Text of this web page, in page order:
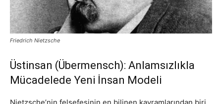
Friedrich Nietzsche
Üstinsan (Übermensch): Anlamsızlıkla
Mücadelede Yeni İnsan Modeli
Nietzsche’nin felsefesinin en bilinen kavramlarından biri